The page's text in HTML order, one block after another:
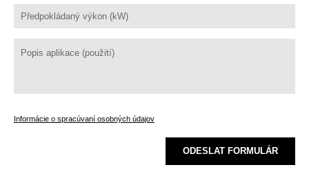
Informácie o spracúvaní osobných údajov
ODESLAT FORMULÁR